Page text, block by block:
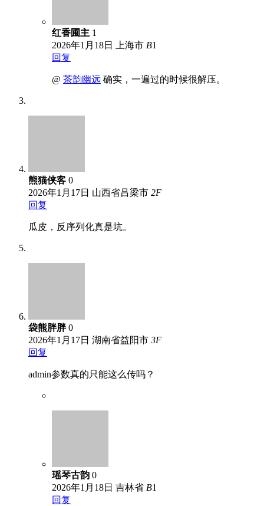
红香圃主 1
2026年1月18日
上海市 B1
回复
@ 茶韵幽远 确实，一遍过的时候很解压。
熊猫侠客 0
2026年1月17日 山西省吕梁市 2F
回复
瓜皮，反序列化真是坑。
袋熊胖胖 0
2026年1月17日 湖南省益阳市 3F
回复
admin参数真的只能这么传吗？
瑶琴古韵 0
2026年1月18日 吉林省 B1
回复